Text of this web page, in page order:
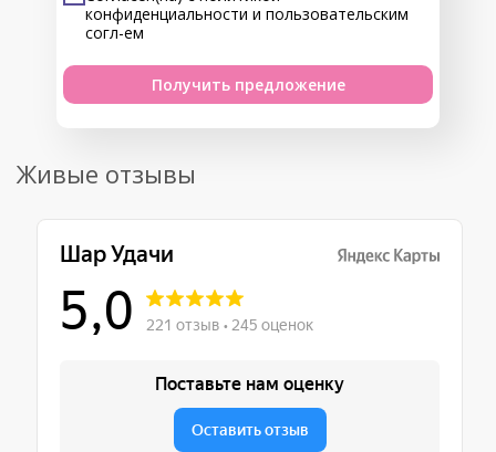
конфиденциальности и пользовательским
согл-ем
Получить предложение
Живые отзывы